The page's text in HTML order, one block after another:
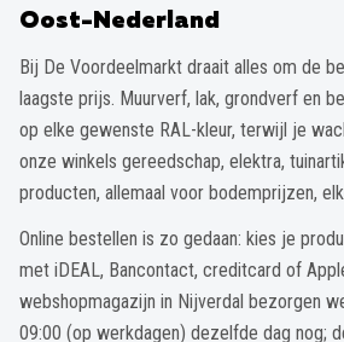
Oost-Nederland
Bij De Voordeelmarkt draait alles om de
laagste prijs. Muurverf, lak, grondverf en
op elke gewenste RAL-kleur, terwijl je
onze winkels gereedschap, elektra,
producten, allemaal voor bodemprijzen,
Online bestellen is zo gedaan: kies je
met iDEAL, Bancontact, creditcard of
webshopmagazijn in Nijverdal bezorgen
09:00 (op werkdagen) dezelfde dag nog;